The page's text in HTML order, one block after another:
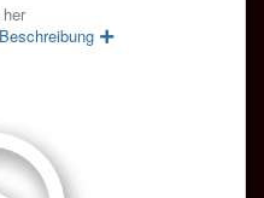
Beschreibung